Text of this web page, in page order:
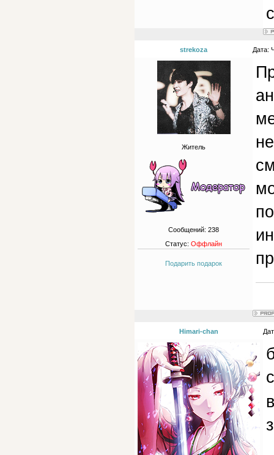
strekoza Дата:
Житель
Сообщений: 238
Статус: Оффлайн
Подарить подарок
Himari-chan